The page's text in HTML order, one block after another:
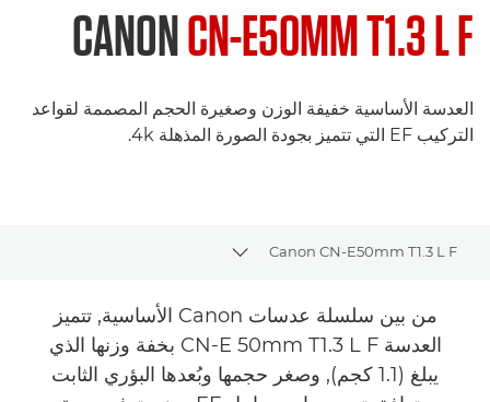
CANONCN-E50MM T1.3 L F
العدسة الأساسية خفيفة الوزن وصغيرة الحجم المصممة لقواعد
التركيب EF التي تتميز بجودة الصورة المذهلة ‎4k.
Canon CN-E50mm T1.3 L F
Toggle breadcrumbs
من بين سلسلة عدسات Canon الأساسية, تتميز
العدسة CN-E 50mm T1.3 L F بخفة وزنها الذي
يبلغ (1.1 كجم), وصغر حجمها وبُعدها البؤري الثابت